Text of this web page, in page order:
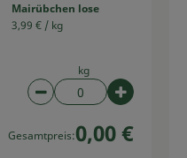
Mairübchen lose
3,99 € / kg
kg
Artikelanzahl
Gesamtpreis:0,00 €